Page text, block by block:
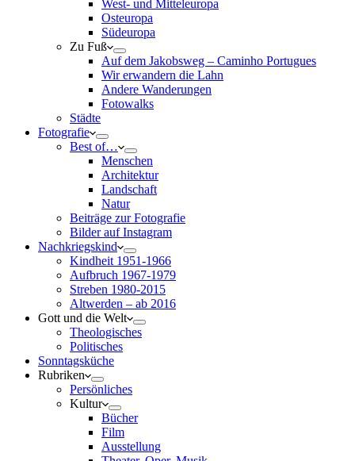
West- und Mitteleuropa
Osteuropa
Südeuropa
Zu Fuß
Auf dem Jakobsweg – Caminho Portugues
Wir erwandern die Lahn
Andere Wanderungen
Fotowalks
Städte
Fotografie
Best of…
Menschen
Architektur
Landschaft
Natur
Beiträge zur Fotografie
Bilder auf Instagram
Nachkriegskind
Kindheit 1951-1966
Aufbruch 1967-1979
Streben 1980-2015
Altwerden – ab 2016
Gott und die Welt
Theologisches
Politisches
Sonntagsküche
Rubriken
Persönliches
Kultur
Bücher
Film
Ausstellung